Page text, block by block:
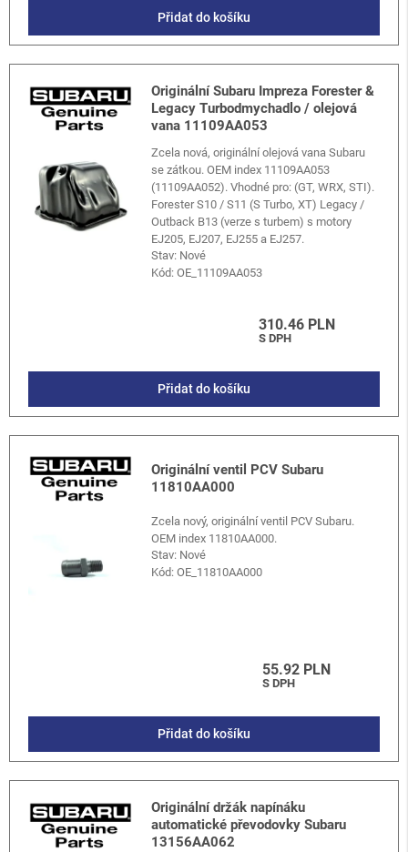
Přidat do košíku
Originální Subaru Impreza Forester &
Legacy Turbodmychadlo / olejová
vana 11109AA053
Zcela nová, originální olejová vana Subaru
se zátkou. OEM index 11109AA053
(11109AA052). Vhodné pro: (GT, WRX, STI).
Forester S10 / S11 (S Turbo, XT) Legacy /
Outback B13 (verze s turbem) s motory
EJ205, EJ207, EJ255 a EJ257.
Stav: Nové
Kód:OE_11109AA053
310.46 PLN
S DPH
Přidat do košíku
Originální ventil PCV Subaru
11810AA000
Zcela nový, originální ventil PCV Subaru.
OEM index 11810AA000.
Stav: Nové
Kód:OE_11810AA000
55.92 PLN
S DPH
Přidat do košíku
Originální držák napínáku
automatické převodovky Subaru
13156AA062